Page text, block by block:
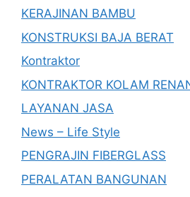
KERAJINAN BAMBU
KONSTRUKSI BAJA BERAT
Kontraktor
KONTRAKTOR KOLAM
LAYANAN JASA
News – Life Style
PENGRAJIN FIBERGLASS
PERALATAN BANGUNAN